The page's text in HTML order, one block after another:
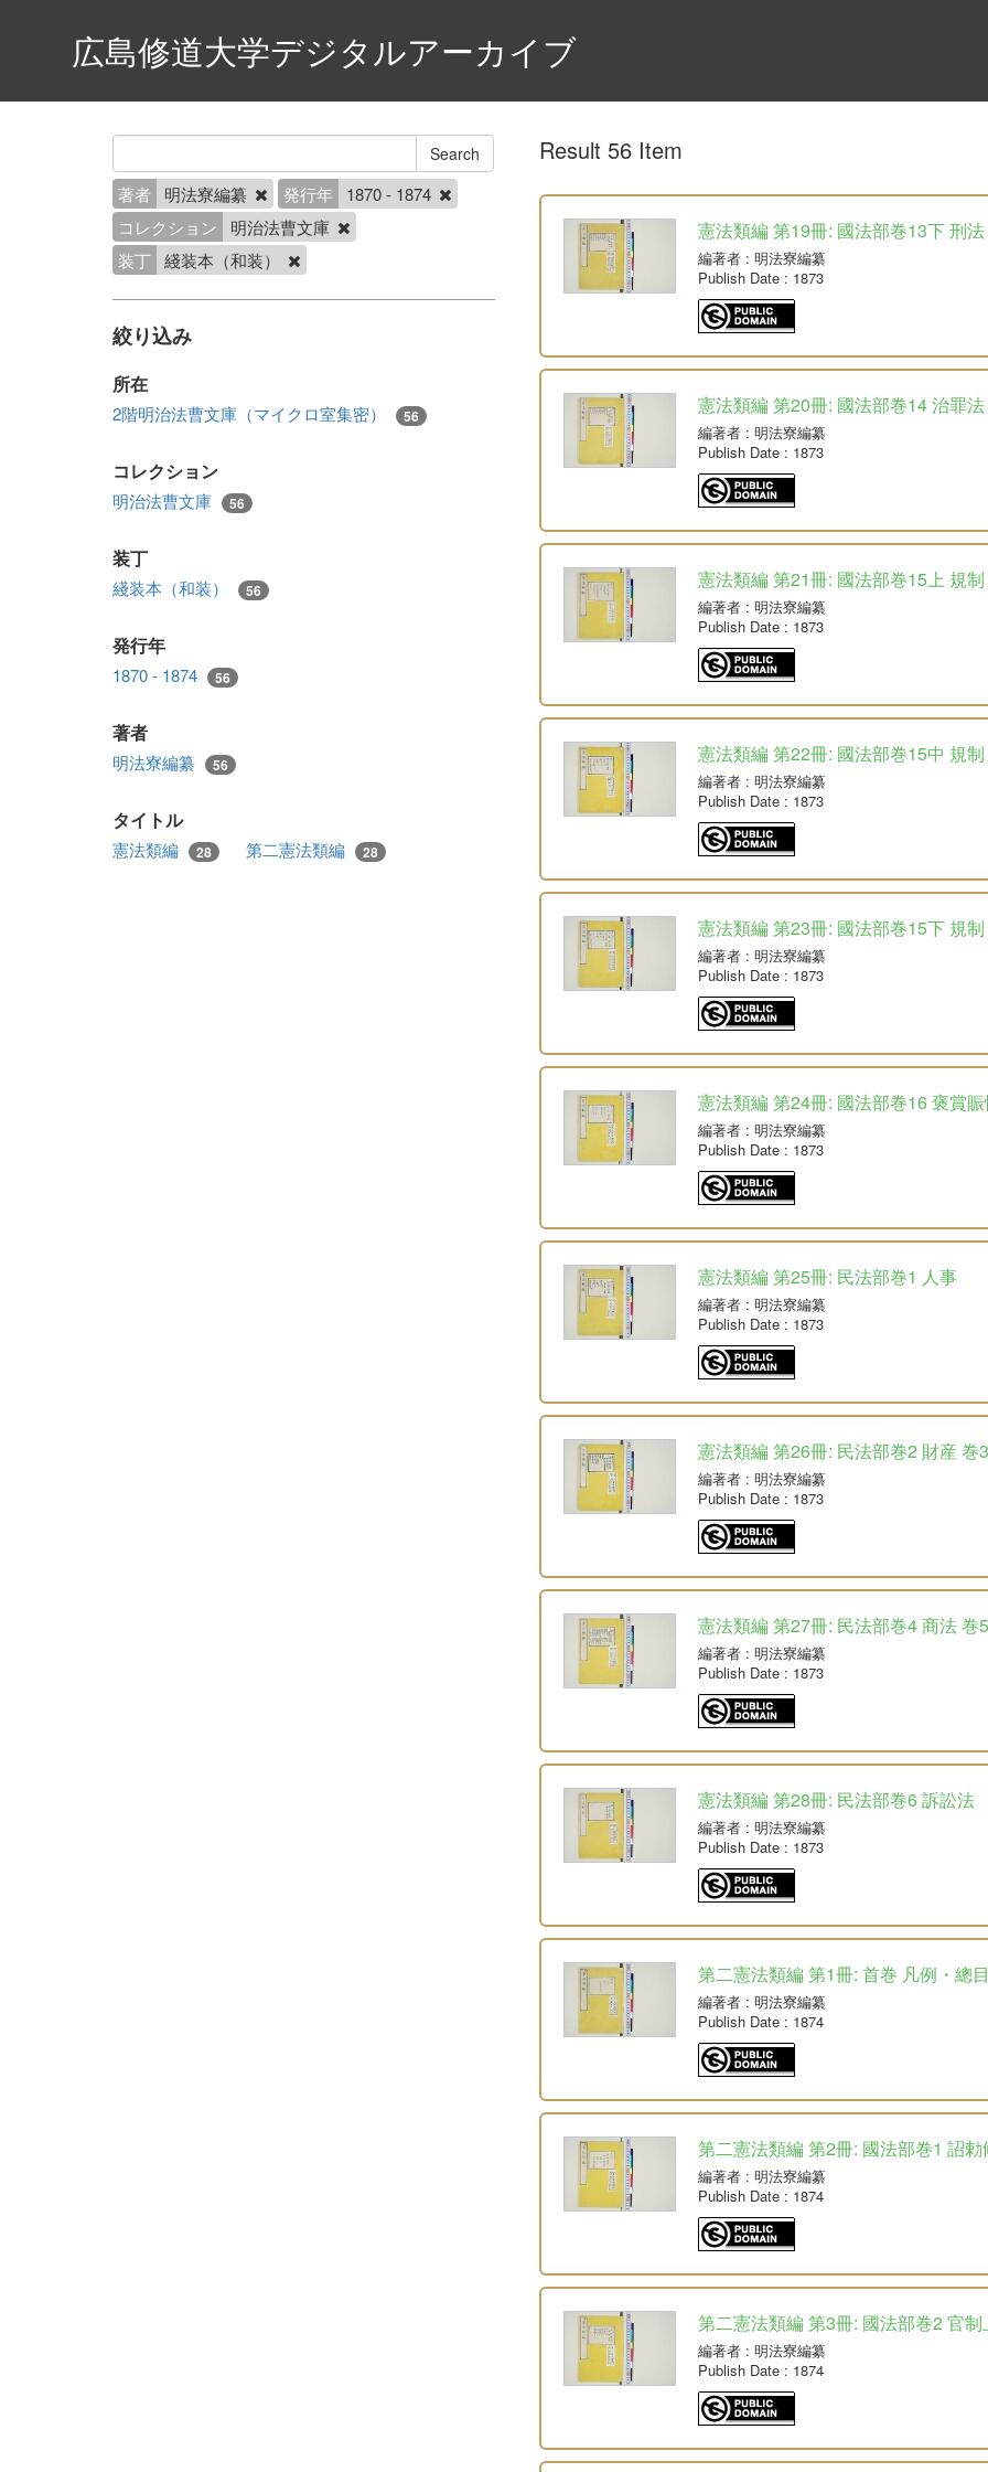
広島修道大学デジタルアーカイブ
著者 明法寮編纂 発行年
1870 - 1874
コレクション
明治法曹文庫
装丁 綫装本（和装）
絞り込み
所在
2階明治法曹文庫（マイクロ室集密） 56
コレクション
明治法曹文庫 56
装丁
綫装本（和装） 56
発行年
1870 - 1874 56
著者
明法寮編纂 56
タイトル
憲法類編 28 第二憲法類編 28
Result 56 Item
憲法類編 第19冊: 國法部巻13下 刑法
編著者: 明法寮編纂
Publish Date: 1873
憲法類編 第20冊: 國法部巻14 治罪法
編著者: 明法寮編纂
Publish Date: 1873
憲法類編 第21冊: 國法部巻15上 規制
編著者: 明法寮編纂
Publish Date: 1873
憲法類編 第22冊: 國法部巻15中 規制
編著者: 明法寮編纂
Publish Date: 1873
憲法類編 第23冊: 國法部巻15下 規制
編著者: 明法寮編纂
Publish Date: 1873
憲法類編 第24冊: 國法部巻16 褒賞
編著者: 明法寮編纂
Publish Date: 1873
憲法類編 第25冊: 民法部巻1 人事
編著者: 明法寮編纂
Publish Date: 1873
憲法類編 第26冊: 民法部巻2 財産 巻
編著者: 明法寮編纂
Publish Date: 1873
憲法類編 第27冊: 民法部巻4 商法 巻
編著者: 明法寮編纂
Publish Date: 1873
憲法類編 第28冊: 民法部巻6 訴訟法
編著者: 明法寮編纂
Publish Date: 1873
第二憲法類編 第1冊: 首巻 凡例・總
編著者: 明法寮編纂
Publish Date: 1874
第二憲法類編 第2冊: 國法部巻1 詔勅
編著者: 明法寮編纂
Publish Date: 1874
第二憲法類編 第3冊: 國法部巻2 官制
編著者: 明法寮編纂
Publish Date: 1874